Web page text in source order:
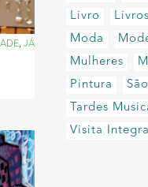
, JÁ
Livro
Moda
Mulheres
Pintura
Tardes
Visita